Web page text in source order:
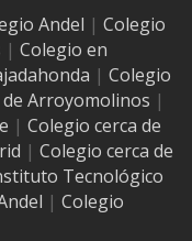
Andel | Colegio
| Colegio en
| Colegio
Arroyomolinos |
| Colegio cerca de
| Colegio cerca de
Tecnológico
| Colegio